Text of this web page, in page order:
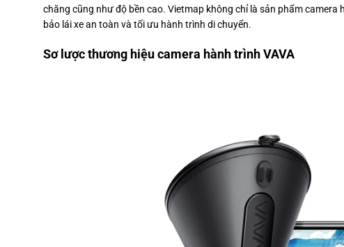
chăng cũng như độ bền cao. Vietmap không chỉ là sản phẩm
bảo lái xe an toàn và tối ưu hành trình di chuyển.
Sơ lược thương hiệu camera hành trình VAVA